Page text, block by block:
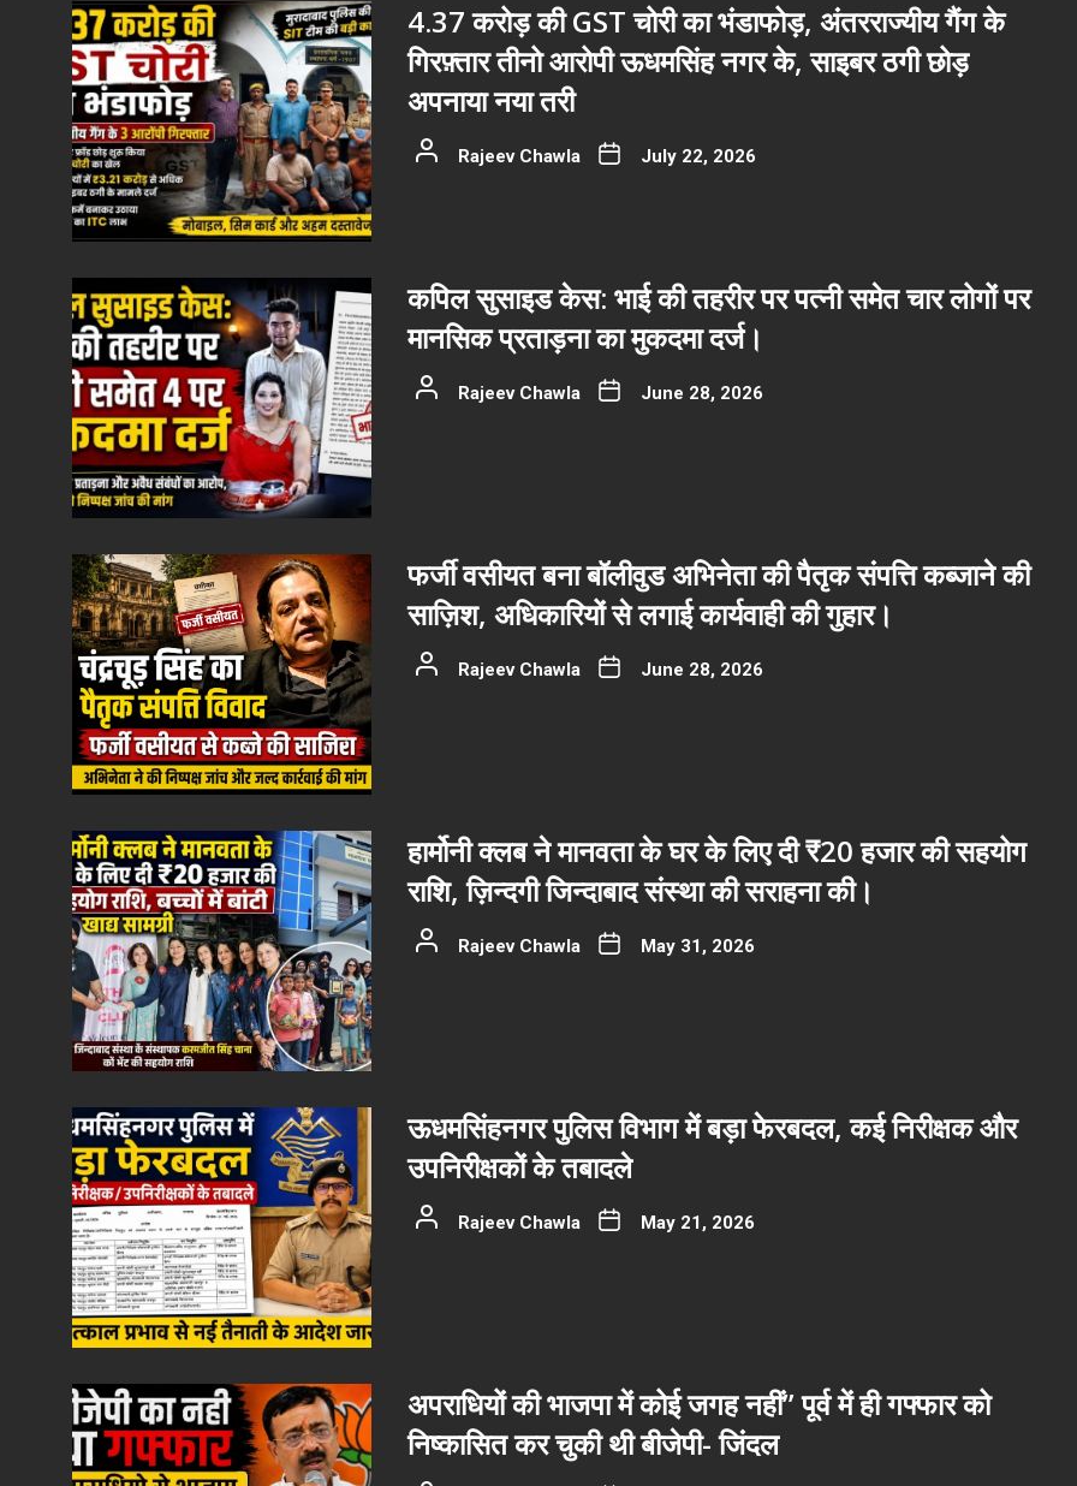
4.37 करोड़ की GST चोरी का भंडाफोड़, अंतरराज्यीय गैंग के
गिरफ़्तार तीनो आरोपी ऊधमसिंह नगर के, साइबर ठगी छोड़
अपनाया नया तरी
Rajeev Chawla July 22, 2026
कपिल सुसाइड केस: भाई की तहरीर पर पत्नी समेत चार लोगों पर
मानसिक प्रताड़ना का मुकदमा दर्ज।
Rajeev Chawla June 28, 2026
फर्जी वसीयत बना बॉलीवुड अभिनेता की पैतृक संपत्ति कब्जाने की
साज़िश, अधिकारियों से लगाई कार्यवाही की गुहार।
Rajeev Chawla June 28, 2026
हार्मोनी क्लब ने मानवता के घर के लिए दी ₹20 हजार की सहयोग
राशि, ज़िन्दगी जिन्दाबाद संस्था की सराहना की।
Rajeev Chawla May 31, 2026
ऊधमसिंहनगर पुलिस विभाग में बड़ा फेरबदल, कई निरीक्षक और
उपनिरीक्षकों के तबादले
Rajeev Chawla May 21, 2026
अपराधियों की भाजपा में कोई जगह नहीं” पूर्व में ही गफ्फार को
निष्कासित कर चुकी थी बीजेपी- जिंदल